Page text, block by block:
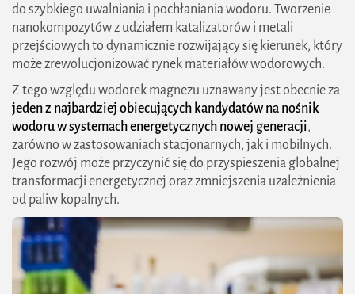
do szybkiego uwalniania i pochłaniania wodoru. Tworzenie
nanokompozytów z udziałem katalizatorów i metali
przejściowych to dynamicznie rozwijający się kierunek, który
może zrewolucjonizować rynek materiałów wodorowych.
Z tego względu wodorek magnezu uznawany jest obecnie za
jeden z najbardziej obiecujących kandydatów na nośnik
wodoru w systemach energetycznych nowej generacji,
zarówno w zastosowaniach stacjonarnych, jak i mobilnych.
Jego rozwój może przyczynić się do przyspieszenia globalnej
transformacji energetycznej oraz zmniejszenia uzależnienia
od paliw kopalnych.